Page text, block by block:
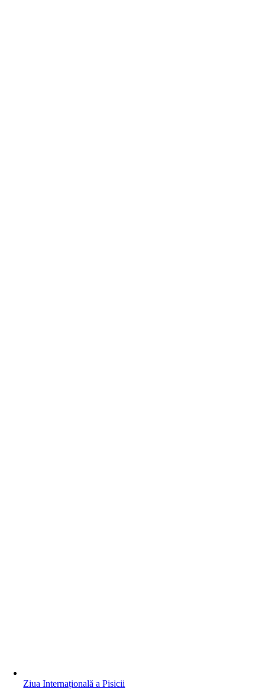
Ziua Internațională a Pisicii